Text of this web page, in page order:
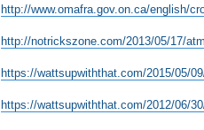
http://www.omafra.gov.on.ca/english/
http://notrickszone.com/2013/05/17/
https://wattsupwiththat.com/2015/05/
https://wattsupwiththat.com/2012/06/